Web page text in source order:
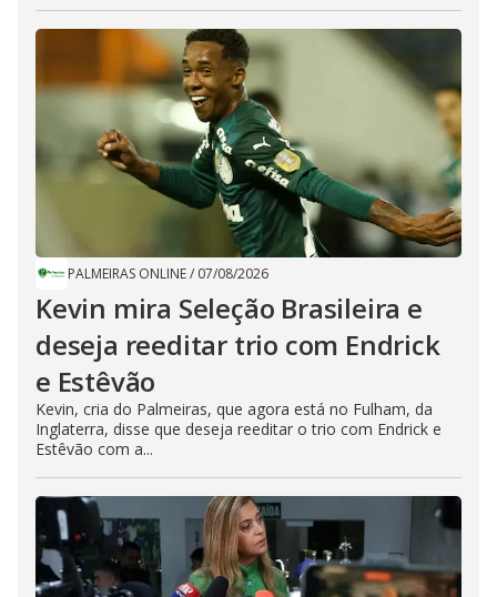
PALMEIRAS ONLINE/ 07/08/2026
Kevin mira Seleção Brasileira e
deseja reeditar trio com Endrick
e Estêvão
Kevin, cria do Palmeiras, que agora está no Fulham, da
Inglaterra, disse que deseja reeditar o trio com Endrick e
Estêvão com a...